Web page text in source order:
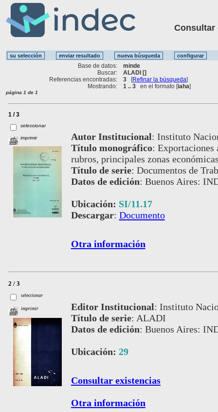
Consultar
Base de datos:
minde
Buscar:
ALADI []
Referencias encontradas:
3 [Refinar la búsqueda]
Mostrando:
1 .. 3 en el formato [iaha]
página 1 de 1
1 / 3
seleccionar
imprimir Autor Institucional: Instituto
Título monográfico: Exportaciones
rubros, principales zonas
Título de serie: Documentos de
Datos de edición: Buenos Aires:
Ubicación: SI/11.17
Descargar: Documento
Otra información
2 / 3
seleccionar
imprimir Editor Institucional: Instituto
Título de serie: ALADI
Datos de edición: Buenos Aires:
Ubicación: 29
Consultar existencias
Otra información